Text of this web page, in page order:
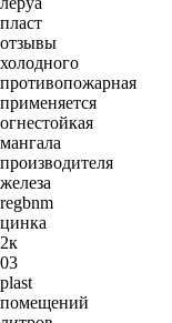
пласт
отзывы
холодного
противопожарная
применяется
огнестойкая
мангала
производителя
железа
regbnm
цинка
2к
03
plast
помещений